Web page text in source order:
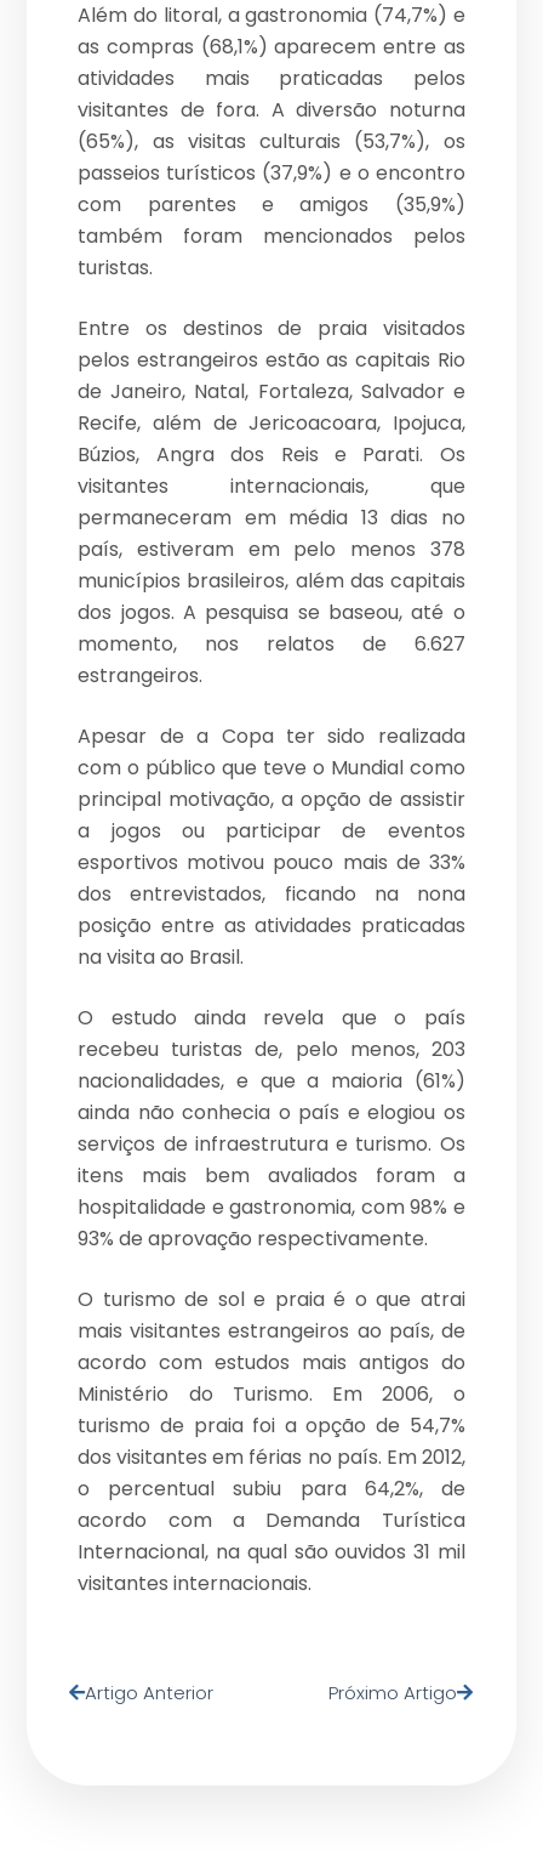
Além do litoral, a gastronomia (74,7%) e
as compras (68,1%) aparecem entre as
atividades mais praticadas pelos
visitantes de fora. A diversão noturna
(65%), as visitas culturais (53,7%), os
passeios turísticos (37,9%) e o encontro
com parentes e amigos (35,9%)
também foram mencionados pelos
turistas.
Entre os destinos de praia visitados
pelos estrangeiros estão as capitais Rio
de Janeiro, Natal, Fortaleza, Salvador e
Recife, além de Jericoacoara, Ipojuca,
Búzios, Angra dos Reis e Parati. Os
visitantes internacionais, que
permaneceram em média 13 dias no
país, estiveram em pelo menos 378
municípios brasileiros, além das capitais
dos jogos. A pesquisa se baseou, até o
momento, nos relatos de 6.627
estrangeiros.
Apesar de a Copa ter sido realizada
com o público que teve o Mundial como
principal motivação, a opção de assistir
a jogos ou participar de eventos
esportivos motivou pouco mais de 33%
dos entrevistados, ficando na nona
posição entre as atividades praticadas
na visita ao Brasil.
O estudo ainda revela que o país
recebeu turistas de, pelo menos, 203
nacionalidades, e que a maioria (61%)
ainda não conhecia o país e elogiou os
serviços de infraestrutura e turismo. Os
itens mais bem avaliados foram a
hospitalidade e gastronomia, com 98% e
93% de aprovação respectivamente.
O turismo de sol e praia é o que atrai
mais visitantes estrangeiros ao país, de
acordo com estudos mais antigos do
Ministério do Turismo. Em 2006, o
turismo de praia foi a opção de 54,7%
dos visitantes em férias no país. Em 2012,
o percentual subiu para 64,2%, de
acordo com a Demanda Turística
Internacional, na qual são ouvidos 31 mil
visitantes internacionais.
Artigo Anterior Próximo Artigo